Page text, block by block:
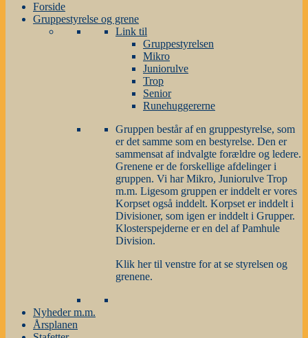
Forside
Gruppestyrelse og grene
Link til
Gruppestyrelsen
Mikro
Juniorulve
Trop
Senior
Runehuggererne
Gruppen består af en gruppestyrelse, som
er det samme som en bestyrelse. Den er
sammensat af indvalgte forældre og ledere.
Grenene er de forskellige afdelinger i
gruppen. Vi har Mikro, Juniorulve Trop
m.m. Ligesom gruppen er inddelt er vores
Korpset også inddelt. Korpset er inddelt i
Divisioner, som igen er inddelt i Grupper.
Klosterspejderne er en del af Pamhule
Division.
Klik her til venstre for at se styrelsen og
grenene.
Nyheder m.m.
Årsplanen